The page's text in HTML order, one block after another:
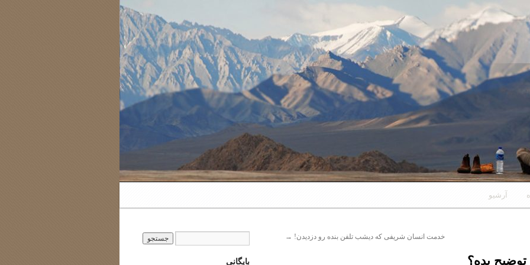
آرشیو
خدمت انسان شریفی که دیشب تلفن بنده رو دزدیدن! →
بده؟ بایگانی